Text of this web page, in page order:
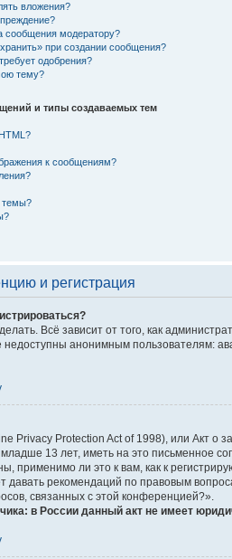
вложения?
сообщения модератору?
при создании сообщения?
одобрения?
тему?
и типы создаваемых тем
к сообщениям?
темы?
и регистрация
Всё зависит от того, как
анонимным пользователям:
Privacy Protection Act of 1998), или Акт
13 лет, иметь на это письменное
применимо ли это к вам, как к
рекомендаций по правовым
связанных с этой конференцией?».
в России данный акт не имеет